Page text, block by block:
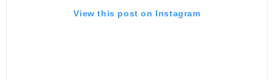
View this post on Instagram